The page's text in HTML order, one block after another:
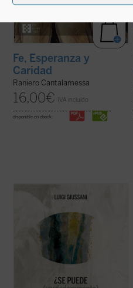
Fe, Esperanza y
Caridad
Raniero Cantalamessa
16,00€ IVA incluido
disponible en ebook:
Giussani, que la esperanza es una palabra
rica apertura a la realidad, el más rico
descubrimiento en la realidad, la mayor
exaltación de la realidad que el hombre ...